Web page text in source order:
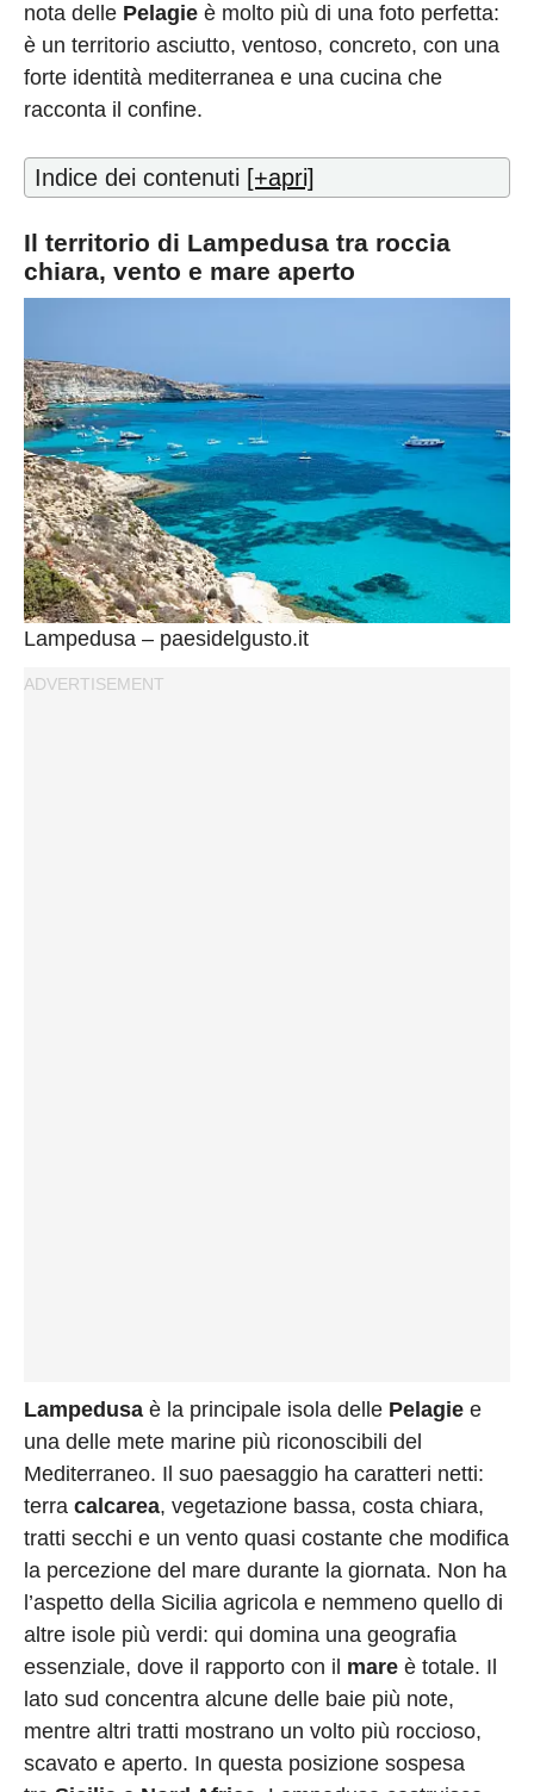
nota delle Pelagie è molto più di una foto perfetta:
è un territorio asciutto, ventoso, concreto, con una
forte identità mediterranea e una cucina che
racconta il confine.
Indice dei contenuti [+apri]
Il territorio di Lampedusa tra roccia
chiara, vento e mare aperto
Lampedusa – paesidelgusto.it
Lampedusa è la principale isola delle Pelagie e
una delle mete marine più riconoscibili del
Mediterraneo. Il suo paesaggio ha caratteri netti:
terra calcarea, vegetazione bassa, costa chiara,
tratti secchi e un vento quasi costante che modifica
la percezione del mare durante la giornata. Non ha
l’aspetto della Sicilia agricola e nemmeno quello di
altre isole più verdi: qui domina una geografia
essenziale, dove il rapporto con il mare è totale. Il
lato sud concentra alcune delle baie più note,
mentre altri tratti mostrano un volto più roccioso,
scavato e aperto. In questa posizione sospesa